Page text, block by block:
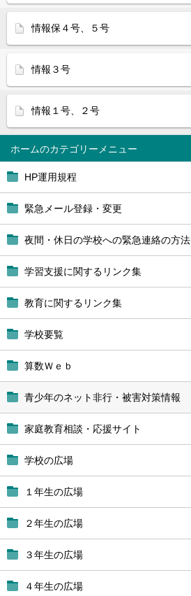
ホーム
HP運用規程
緊急メール登録・変更
夜間・休日の学校への緊急連絡の方法
学習支援に関するリンク集
教育に関するリンク集
学校要覧
算数Ｗｅｂ
青少年のネット非行・被害対策情報
家庭教育相談・応援サイト
学校の広場
１年生の広場
２年生の広場
３年生の広場
４年生の広場
情報保４号、５号
情報３号
情報１号、２号